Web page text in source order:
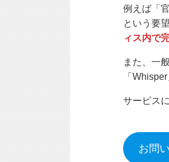
例えば「
という要
ィス内で
また、一
「
サービス
お問